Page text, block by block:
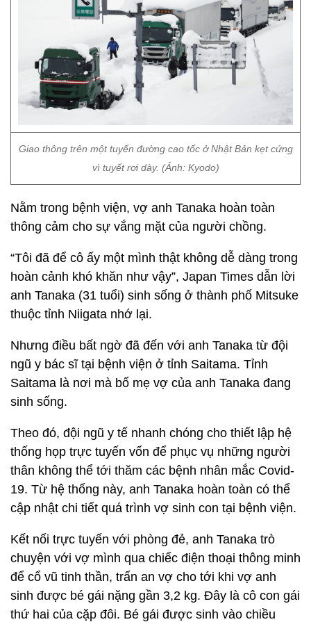
Giao thông trên một tuyến đường cao tốc ở Nhật Bản kẹt cứng
vì tuyết rơi dày. (Ảnh: Kyodo)
Nằm trong bệnh viện, vợ anh Tanaka hoàn toàn
thông cảm cho sự vắng mặt của người chồng.
“Tôi đã để cô ấy một mình thật không dễ dàng trong
hoàn cảnh khó khăn như vậy”, Japan Times dẫn lời
anh Tanaka (31 tuổi) sinh sống ở thành phố Mitsuke
thuộc tỉnh Niigata nhớ lại.
Nhưng điều bất ngờ đã đến với anh Tanaka từ đội
ngũ y bác sĩ tại bệnh viện ở tỉnh Saitama. Tỉnh
Saitama là nơi mà bố mẹ vợ của anh Tanaka đang
sinh sống.
Theo đó, đội ngũ y tế nhanh chóng cho thiết lập hệ
thống họp trực tuyến vốn để phục vụ những người
thân không thể tới thăm các bệnh nhân mắc Covid-
19. Từ hệ thống này, anh Tanaka hoàn toàn có thể
cập nhật chi tiết quá trình vợ sinh con tại bệnh viện.
Kết nối trực tuyến với phòng đẻ, anh Tanaka trò
chuyện với vợ mình qua chiếc điện thoại thông minh
để cổ vũ tinh thần, trấn an vợ cho tới khi vợ anh
sinh được bé gái nặng gần 3,2 kg. Đây là cô con gái
thứ hai của cặp đôi. Bé gái được sinh vào chiều